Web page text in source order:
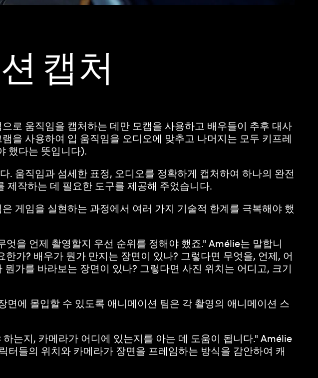
캡처
로 움직임을 캡처하는 데만 모캡을 사용하고 배우들이 추후 대사
을 사용하여 입 움직임을 오디오에 맞추고 나머지는 모두 키프레
했다는 뜻입니다).
움직임과 섬세한 표정, 오디오를 정확하게 캡처하여 하나의 완전
작하는 데 필요한 도구를 제공해 주었습니다.
게임을 실현하는 과정에서 여러 가지 기술적 한계를 극복해야 했
을 언제 촬영할지 우선 순위를 정해야 했죠." Amélie는 말합니
가? 배우가 뭔가 만지는 장면이 있나? 그렇다면 무엇을, 언제, 어
가를 바라보는 장면이 있나? 그렇다면 사진 위치는 어디고, 크기
에 몰입할 수 있도록 애니메이션 팀은 각 촬영의 애니메이션 스
는지, 카메라가 어디에 있는지를 아는 데 도움이 됩니다." Amélie
들의 위치와 카메라가 장면을 프레임하는 방식을 감안하여 캐